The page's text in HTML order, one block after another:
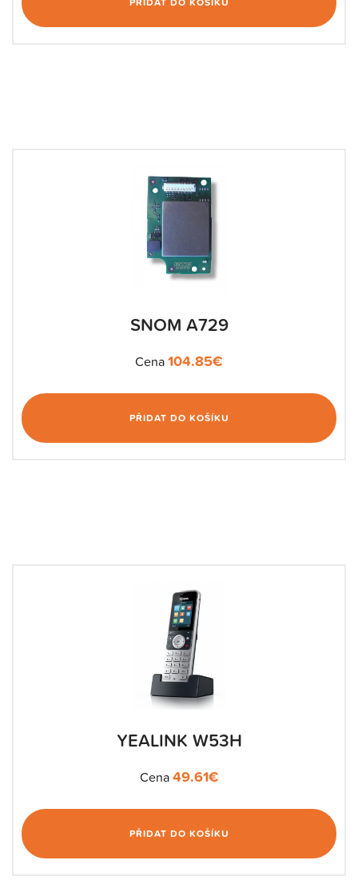
SNOM A729
Cena104.85€
PŘIDAT DO KOŠÍKU
YEALINK W53H
Cena49.61€
PŘIDAT DO KOŠÍKU